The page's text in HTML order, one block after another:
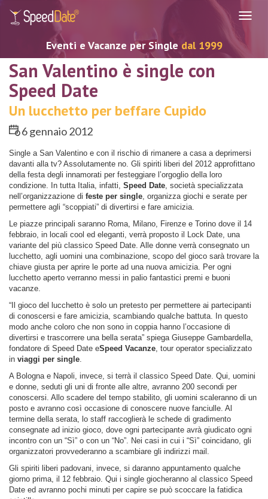
Eventi e Vacanze per Single dal 1999
San Valentino è single con
Speed Date
Un lucchetto per beffare Cupido
6 gennaio 2012
Single a San Valentino e con il rischio di rimanere a casa a deprimersi
davanti alla tv? Assolutamente no. Gli spiriti liberi del 2012 approfittano
della festa degli innamorati per festeggiare l’orgoglio della loro
condizione. In tutta Italia, infatti, Speed Date, società specializzata
nell’organizzazione di feste per single, organizza giochi e serate per
permettere agli “scoppiati” di divertirsi e fare amicizia.
Le piazze principali saranno Roma, Milano, Firenze e Torino dove il 14
febbraio, in locali cool ed eleganti, verrà proposto il Lock Date, una
variante del più classico Speed Date. Alle donne verrà consegnato un
lucchetto, agli uomini una combinazione, scopo del gioco sarà trovare la
chiave giusta per aprire le porte ad una nuova amicizia. Per ogni
lucchetto aperto verranno messi in palio fantastici premi e buoni
vacanze.
“Il gioco del lucchetto è solo un pretesto per permettere ai partecipanti
di conoscersi e fare amicizia, scambiando qualche battuta. In questo
modo anche coloro che non sono in coppia hanno l’occasione di
divertirsi e trascorrere una bella serata” spiega Giuseppe Gambardella,
fondatore di Speed Date eSpeed Vacanze, tour operator specializzato
in viaggi per single.
A Bologna e Napoli, invece, si terrà il classico Speed Date. Qui, uomini
e donne, seduti gli uni di fronte alle altre, avranno 200 secondi per
conoscersi. Allo scadere del tempo stabilito, gli uomini scaleranno di un
posto e avranno così occasione di conoscere nuove fanciulle. Al
termine della serata, lo staff raccoglierà le schede di gradimento
consegnate ad inizio gioco, dove ogni partecipante avrà giudicato ogni
incontro con un “Sì” o con un “No”. Nei casi in cui i “Sì” coincidano, gli
organizzatori provvederanno a scambiare gli indirizzi mail.
Gli spiriti liberi padovani, invece, si daranno appuntamento qualche
giorno prima, il 12 febbraio. Qui i single giocheranno al classico Speed
Date ed avranno pochi minuti per capire se può scoccare la fatidica